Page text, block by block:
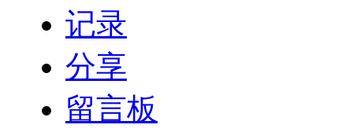
记录
分享
留言板